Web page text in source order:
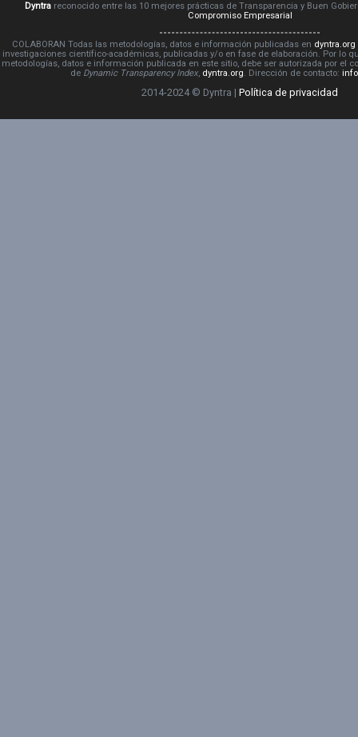
Dyntrareconocido entre las 10 mejores prácticas de Transparencia y Buen
Compromiso Empresarial
COLABORAN Todas las metodologías, datos e información publicadas en dyntra.org
investigaciones científico-académicas, publicadas y/o en fase de elaboración. Por lo
metodologías, datos e información publicada en este sitio, debe ser autorizada por el
de Dynamic Transparency Index, dyntra.org. Dirección de contacto:
2014-2024 © Dyntra | Política de privacidad